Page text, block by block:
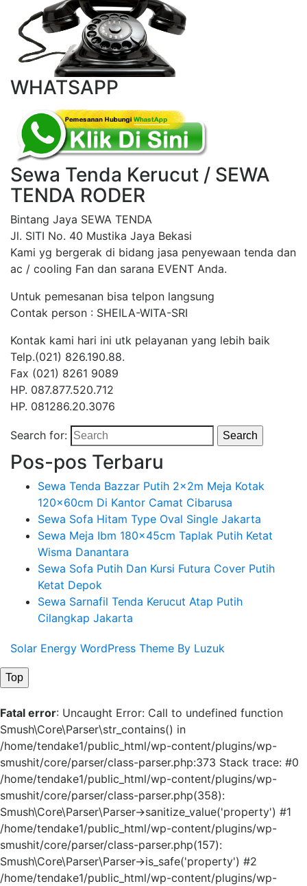
WHATSAPP
Sewa Tenda Kerucut / SEWA
TENDA RODER
Bintang Jaya SEWA TENDA
Jl. SITI No. 40 Mustika Jaya Bekasi
Kami yg bergerak di bidang jasa penyewaan tenda dan
ac / cooling Fan dan sarana EVENT Anda.
Untuk pemesanan bisa telpon langsung
Contak person : SHEILA-WITA-SRI
Kontak kami hari ini utk pelayanan yang lebih baik
Telp.(021) 826.190.88.
Fax (021) 8261 9089
HP. 087.877.520.712
HP. 081286.20.3076
Search for: Search
Pos-pos Terbaru
Sewa Tenda Bazzar Putih 2x2m Meja Kotak
120x60cm Di Kantor Camat Cibarusa
Sewa Sofa Hitam Type Oval Single Jakarta
Sewa Meja Ibm 180x45cm Taplak Putih Ketat
Wisma Danantara
Sewa Sofa Putih Dan Kursi Futura Cover Putih
Ketat Depok
Sewa Sarnafil Tenda Kerucut Atap Putih
Cilangkap Jakarta
Solar Energy WordPress Theme By Luzuk
Top
Fatal error: Uncaught Error: Call to undefined function
Smush\Core\Parser\str_contains() in
/home/tendake1/public_html/wp-content/plugins/wp-
smushit/core/parser/class-parser.php:373 Stack trace: #0
/home/tendake1/public_html/wp-content/plugins/wp-
smushit/core/parser/class-parser.php(358):
Smush\Core\Parser\Parser->sanitize_value('property') #1
/home/tendake1/public_html/wp-content/plugins/wp-
smushit/core/parser/class-parser.php(157):
Smush\Core\Parser\Parser->is_safe('property') #2
/home/tendake1/public_html/wp-content/plugins/wp-